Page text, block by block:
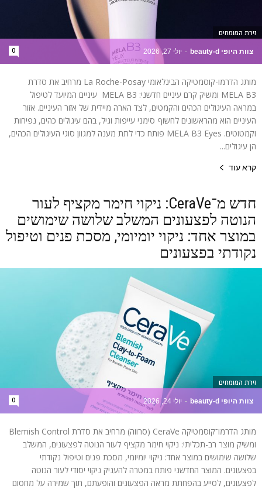
צוות היופי beauty-d - יולי 27, 2026 0
זירת המומחים
מותג הדרמו-קוסמטיקה הבינלאומי La Roche-Posay מרחיב את סדרת
MELA B3 ומשיק קרם עיניים חדשני: MELA B3 עיניים המיועד לטיפול
במראה העיגולים הכהים והקמטים, לצד הארה מיידית של אזור העיניים. אזור
העיניים הוא מהראשונים לחשוף סימני עייפות וגיל, בהם עיגולים כהים, נפיחות
וקמטוטים. MELA B3 Eyes פותח כדי לתת מענה למגוון סוגי העיגולים הכהים,
הן עיגולים...
קרא עוד
חדש מ־CeraVe: ניקוי חימר מקציף לעור
הנוטה לפצעונים המשלב שלושה שימושים
במוצר אחד: ניקוי יומיומי, מסכת פנים וטיפול
נקודתי בפצעונים
צוות היופי beauty-d - יולי 24, 2026 0
זירת המומחים
מותג הדרמו־קוסמטיקה CeraVe (סרווה) מרחיב את סדרת Blemish Control
ומשיק מוצר רב-תכליתי: ניקוי חימר מקציף לעור הנוטה לפצעונים, המשלב
שלושה שימושים במוצר אחד: ניקוי יומיומי, מסכת פנים וטיפול נקודתי
בפצעונים. המוצר החדשני פותח במטרה להעניק ניקוי יסודי לעור הנוטה
לפצעונים, לסייע בהפחתת מראה הפצעונים והופעתם, תוך שמירה על מחסום